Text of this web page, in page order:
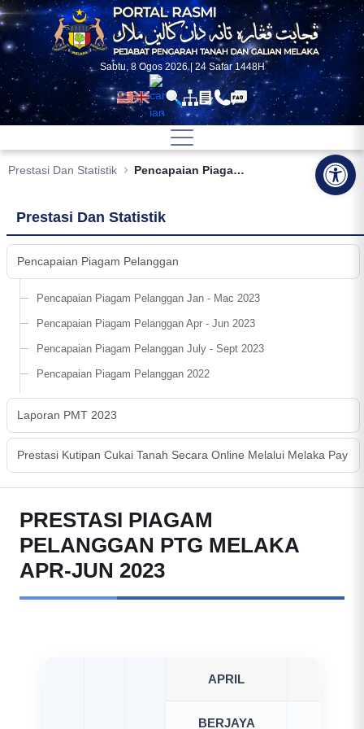
Skip to Main Content
Sabtu, 8 Ogos 2026 | 24 Safar 1448H
Prestasi Dan Statistik Pencapaian Piagam Pelanggan PTG Melaka Apr-Jun 2023
Prestasi Dan Statistik
Pencapaian Piagam Pelanggan
Pencapaian Piagam Pelanggan Jan - Mac 2023
Pencapaian Piagam Pelanggan Apr - Jun 2023
Pencapaian Piagam Pelanggan July - Sept 2023
Pencapaian Piagam Pelanggan 2022
Laporan PMT 2023
Prestasi Kutipan Cukai Tanah Secara Online Melalui Melaka Pay
PRESTASI PIAGAM
PELANGGAN PTG MELAKA
APR-JUN 2023
APRIL
BERJAYA